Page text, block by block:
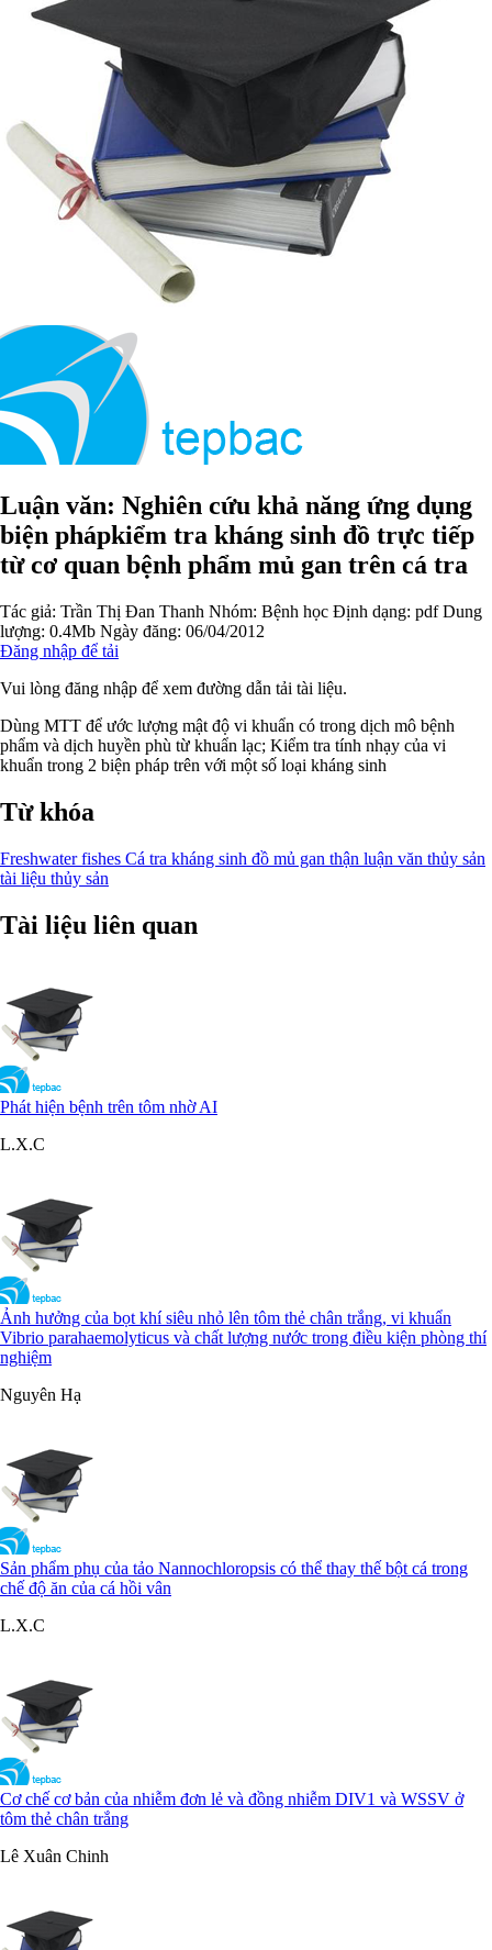
Luận văn: Nghiên cứu khả năng ứng dụng
biện phápkiểm tra kháng sinh đồ trực tiếp
từ cơ quan bệnh phẩm mủ gan trên cá tra
Tác giả: Trần Thị Đan Thanh Nhóm: Bệnh học Định dạng: pdf Dung
lượng: 0.4Mb Ngày đăng: 06/04/2012
Đăng nhập để tải
Vui lòng đăng nhập để xem đường dẫn tải tài liệu.
Dùng MTT để ước lượng mật độ vi khuẩn có trong dịch mô bệnh
phẩm và dịch huyền phù từ khuẩn lạc; Kiểm tra tính nhạy của vi
khuẩn trong 2 biện pháp trên với một số loại kháng sinh
Từ khóa
Freshwater fishes Cá tra kháng sinh đồ mủ gan thận luận văn thủy sản
tài liệu thủy sản
Tài liệu liên quan
Phát hiện bệnh trên tôm nhờ AI
L.X.C
Ảnh hưởng của bọt khí siêu nhỏ lên tôm thẻ chân trắng, vi khuẩn
Vibrio parahaemolyticus và chất lượng nước trong điều kiện phòng thí
nghiệm
Nguyên Hạ
Sản phẩm phụ của tảo Nannochloropsis có thể thay thế bột cá trong
chế độ ăn của cá hồi vân
L.X.C
Cơ chế cơ bản của nhiễm đơn lẻ và đồng nhiễm DIV1 và WSSV ở
tôm thẻ chân trắng
Lê Xuân Chinh